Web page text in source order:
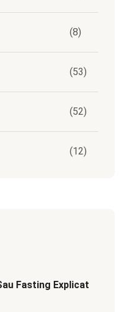
(8)
(53)
(52)
(12)
Fasting Explicat